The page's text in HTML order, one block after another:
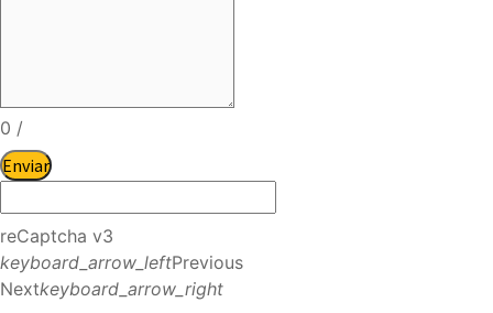
0 /
Enviar
reCaptcha v3
keyboard_arrow_leftPrevious
Nextkeyboard_arrow_right